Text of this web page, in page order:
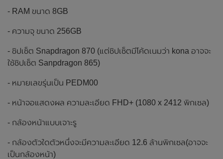
- RAM ขนาด 8GB
- ความจุ ขนาด 256GB
- ชิปเซ็ต Snapdragon 870 (แต่ชิปเซ็ตมีโค้ดเนมว่า kona อาจจะ
ใช้ชิปเซ็ต Sanpdragon 865)
- หมายเลขรุ่นเป็น PEDM00
- หน้าจอแสดงผล ความละเอียด FHD+ (1080 x 2412 พิกเซล)
- กล้องหน้าแบบเจาะรู
- กล้องตัวใดตัวหนึ่งจะมีความละเอียด 12.6 ล้านพิกเซล(อาจจะ
เป็นกล้องหน้า)